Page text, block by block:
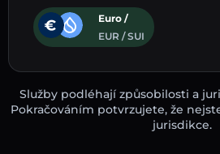
Euro /
EUR / SUI
Služby podléhají způsobilosti a
Pokračováním potvrzujete, že
jurisdikce.